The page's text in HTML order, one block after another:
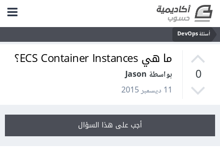
أسئلة DevOps
0
ما هي ECS Container Instances؟
بواسطة Jason
11 ديسمبر 2015
أجب على هذا السؤال